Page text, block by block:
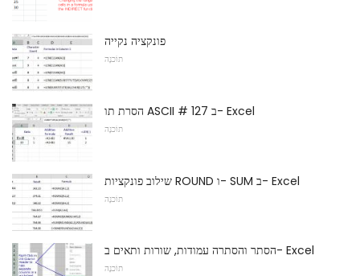
פונקציה נקייה
תוֹכנָה
הסרת תו ASCII # 127 ב- Excel
תוֹכנָה
שילוב פונקציות ROUND ו- SUM ב- Excel
תוֹכנָה
הסתר והסתרה עמודות, שורות ותאים ב- Excel
תוֹכנָה